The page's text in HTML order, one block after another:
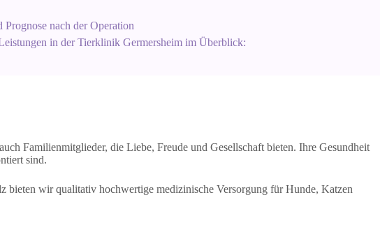
Prognose nach der Operation
in der Tierklinik Germersheim im Überblick:
Familienmitglieder, die Liebe, Freude und Gesellschaft bieten. Ihre Gesundheit
sind.
wir qualitativ hochwertige medizinische Versorgung für Hunde, Katzen